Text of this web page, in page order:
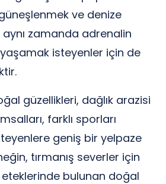
ve denize
zamanda adrenalin
isteyenler için de
güzellikleri, dağlık arazisi
farklı sporları
geniş bir yelpaze
tırmanış severler için
bulunan doğal